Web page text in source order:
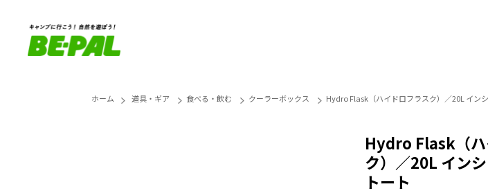
ホーム 道具・ギア 食べる・飲む クーラーボックス Hydro Flask（ハイドロフラスク）／20L イン
Hydro Flask（ハ
ク）／20L イン
トート